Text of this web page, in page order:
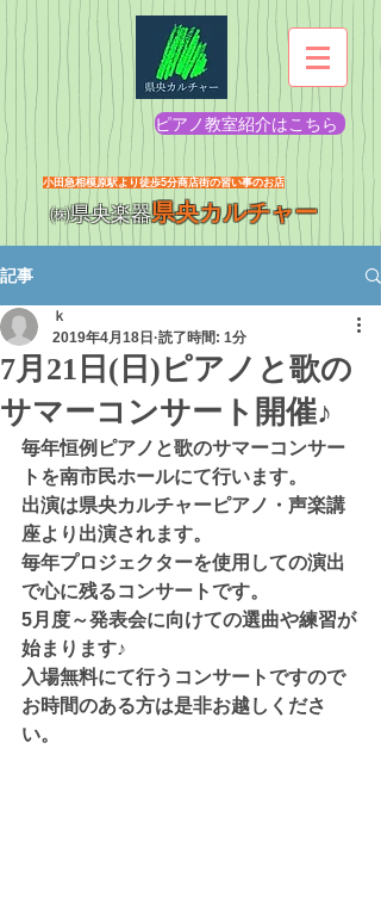
ピアノ教室紹介はこちら
​小田急相模原駅より徒歩5分商店街の習い事のお店
㈱県央楽器県央カルチャー
記事
7月21日(日)ピアノと歌の
サマーコンサート開催♪
ｋ
2019年4月18日 読了時間: 1分
毎年恒例ピアノと歌のサマーコンサー
トを南市民ホールにて行います。
出演は県央カルチャーピアノ・声楽講
座より出演されます。
毎年プロジェクターを使用しての演出
で心に残るコンサートです。
5月度～発表会に向けての選曲や練習が
始まります♪
入場無料にて行うコンサートですので
お時間のある方は是非お越しくださ
い。